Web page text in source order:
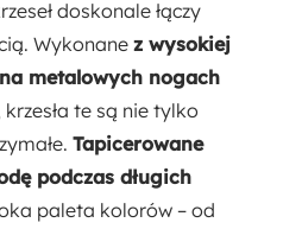
doskonale łączy
Wykonane z wysokiej
metalowych nogach
krzesła te są nie tylko
Tapicerowane
podczas długich
paleta kolorów – od